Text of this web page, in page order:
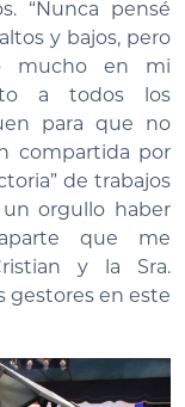
“Nunca pensé
y bajos, pero
mucho en mi
a todos los
para que no
compartida por
de trabajos
orgullo haber
que me
y la Sra.
gestores en este